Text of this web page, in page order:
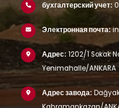
бухгалтерский учет:
Электронная почта:
Адрес: 1202/1 Sokak
Yenimahalle/ANKARA
Адрес завода: